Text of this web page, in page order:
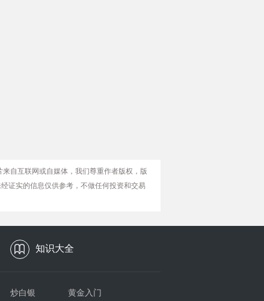
自互联网或自媒体，我们尊重作者版权，版
证实的信息仅供参考，不做任何投资和交易
知识大全
炒白银 黄金入门